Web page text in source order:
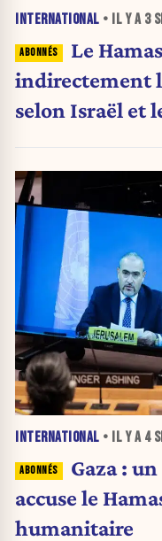
INTERNATIONAL • IL Y A 3
Le
indirectement
selon Israël et
INTERNATIONAL • IL Y A 4
Gaza :
accuse le
humanitaire